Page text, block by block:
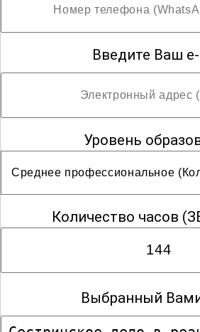
Введите Ваш
Уровень
Количество часов
Выбранный